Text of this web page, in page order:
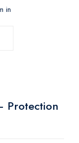
in
Protection